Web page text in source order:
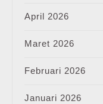
April 2026
Maret 2026
Februari 2026
Januari 2026